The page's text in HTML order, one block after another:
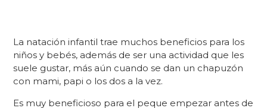
La natación infantil trae muchos beneficios para los
niños y bebés, además de ser una actividad que les
suele gustar, más aún cuando se dan un chapuzón
con mami, papi o los dos a la vez.
Es muy beneficioso para el peque empezar antes de